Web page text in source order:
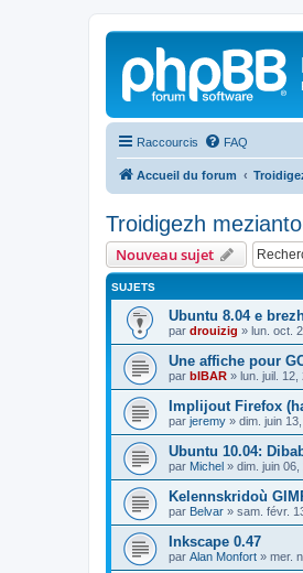
Raccourcis FAQ
Accueil du forum
Troidigezh
Nouveau sujet
SUJETS
Ubuntu 8.04 e
par drouizig » lun. oct.
Une affiche pour
par bIBAR » lun. juil. 12,
Implijout Firefox
par jeremy » dim. juin
Ubuntu 10.04:
par Michel » dim. juin
Kelennskridoù
par Belvar » sam. févr.
Inkscape 0.47
par Alan Monfort » mer.